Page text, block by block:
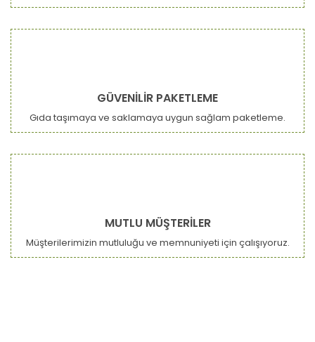
GÜVENİLİR PAKETLEME
Gıda taşımaya ve saklamaya uygun sağlam paketleme.
MUTLU MÜŞTERİLER
Müşterilerimizin mutluluğu ve memnuniyeti için çalışıyoruz.